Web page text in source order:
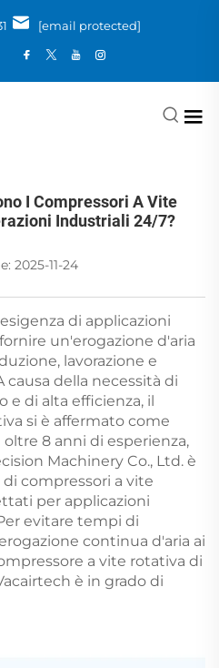
[email protected]
I Compressori A Vite
Industriali 24/7?
2025-11-24
di applicazioni
un'erogazione d'aria
lavorazione e
causa della necessità di
di alta efficienza, il
si è affermato come
8 anni di esperienza,
Machinery Co., Ltd. è
compressori a vite
per applicazioni
evitare tempi di
continua d'aria ai
a vite rotativa di
è in grado di